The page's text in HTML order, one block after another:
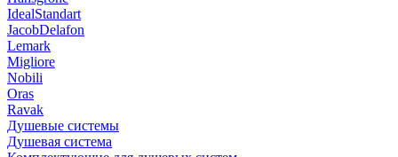
IdealStandart
JacobDelafon
Lemark
Migliore
Nobili
Oras
Ravak
Душевые системы
Душевая система